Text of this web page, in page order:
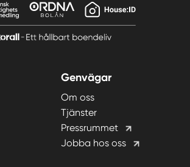
Genvägar
Om oss
Tjänster
Pressrummet
Jobba hos oss